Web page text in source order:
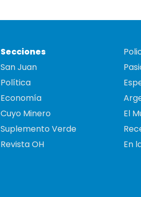
Secciones
San Juan
Política
Economía
Cuyo Minero
Suplemento Verde
Revista OH
El
En